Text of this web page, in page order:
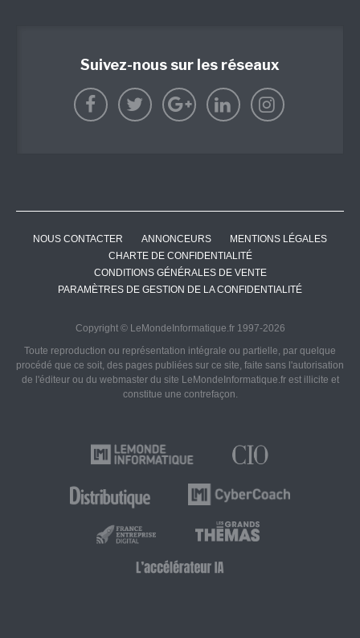
Suivez-nous sur les réseaux
NOUS CONTACTER ANNONCEURS
MENTIONS LÉGALES
CHARTE DE CONFIDENTIALITÉ
CONDITIONS GÉNÉRALES DE VENTE
PARAMÈTRES DE GESTION DE LA CONFIDENTIALITÉ
Copyright © LeMondeInformatique.fr 1997-2026
Toute reproduction ou représentation intégrale ou partielle, par quelque
procédé que ce soit, des pages publiées sur ce site, faite sans l'autorisation
de l'éditeur ou du webmaster du site LeMondeInformatique.fr est illicite et
constitue une contrefaçon.